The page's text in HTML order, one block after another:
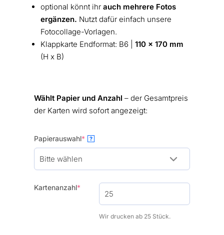
optional könnt ihr auch mehrere Fotos
ergänzen. Nutzt dafür einfach unsere
Fotocollage-Vorlagen.
Klappkarte Endformat: B6 | 110 x 170 mm
(H x B)
Wählt Papier und Anzahl – der Gesamtpreis
der Karten wird sofort angezeigt:
Papierauswahl*(required)
?
Kartenanzahl*(required)
Wir drucken ab 25 Stück.